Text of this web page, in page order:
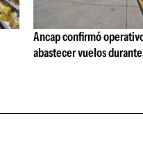
Ancap confirmó
abastecer vuelos